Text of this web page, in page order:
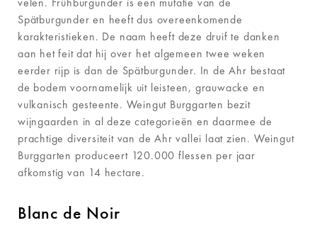
Spätburgunder en heeft dus overeenkomende
karakteristieken. De naam heeft deze druif te danken
aan het feit dat hij over het algemeen twee weken
eerder rijp is dan de Spätburgunder. In de Ahr bestaat
de bodem voornamelijk uit leisteen, grauwacke en
vulkanisch gesteente. Weingut Burggarten bezit
wijngaarden in al deze categorieën en daarmee de
prachtige diversiteit van de Ahr vallei laat zien. Weingut
Burggarten produceert 120.000 flessen per jaar
afkomstig van 14 hectare.
Blanc de Noir